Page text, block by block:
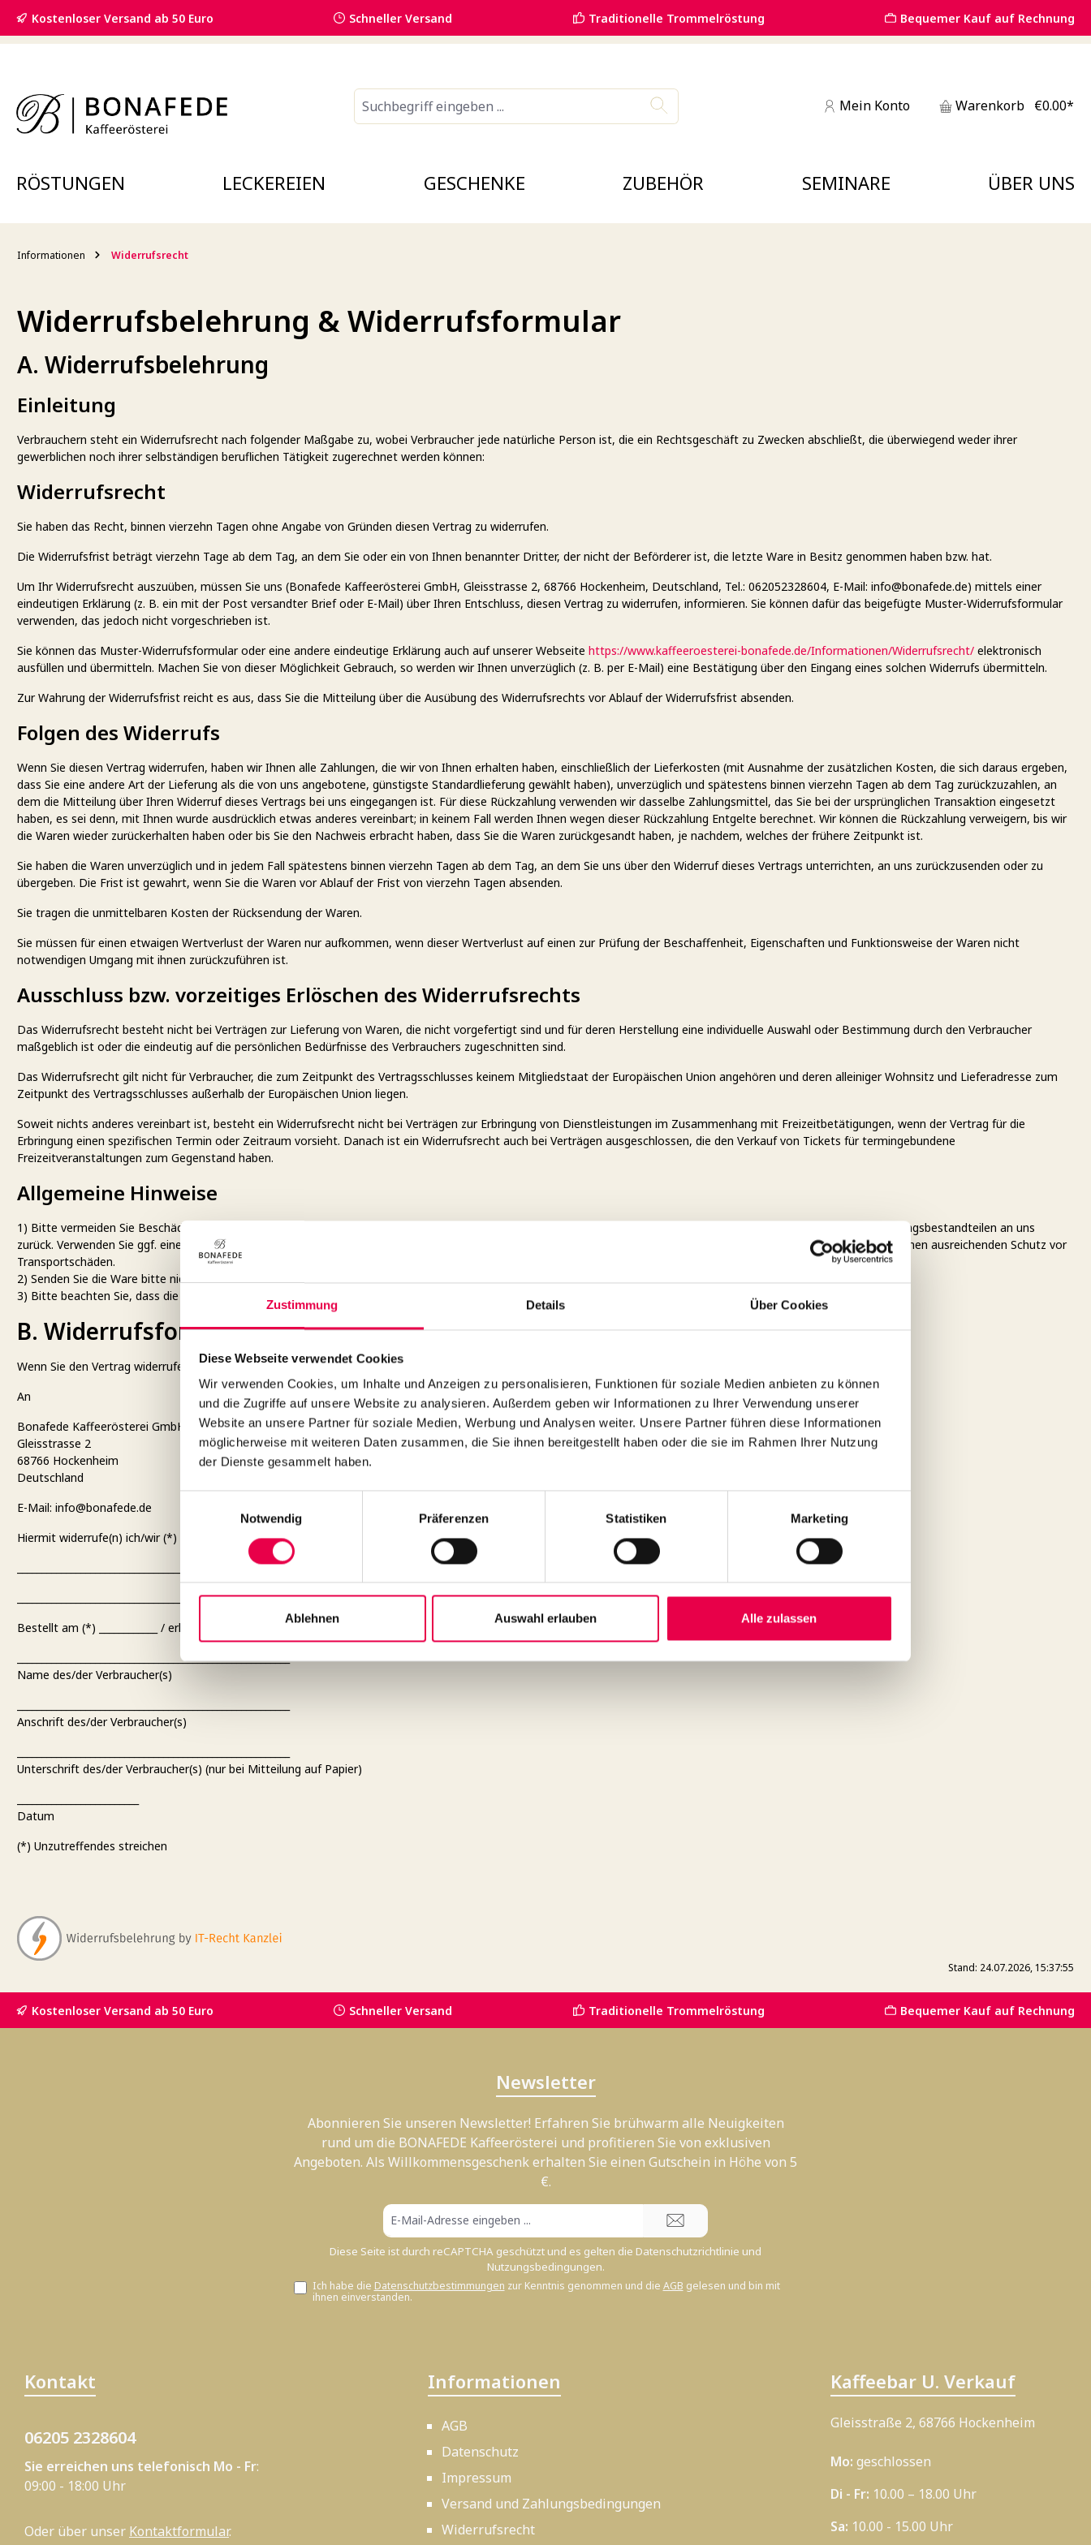
Zustimmung Details Über Cookies
Diese Webseite verwendet Cookies
Wir verwenden Cookies, um Inhalte und Anzeigen zu personalisieren, Funktionen für soziale Medien anbieten zu können
und die Zugriffe auf unsere Website zu analysieren. Außerdem geben wir Informationen zu Ihrer Verwendung unserer
Website an unsere Partner für soziale Medien, Werbung und Analysen weiter. Unsere Partner führen diese Informationen
möglicherweise mit weiteren Daten zusammen, die Sie ihnen bereitgestellt haben oder die sie im Rahmen Ihrer Nutzung
der Dienste gesammelt haben.
Notwendig
Präferenzen Statistiken Marketing
Ablehnen Auswahl erlauben Alle zulassen
Zur Hauptnavigation springen
Kostenloser Versand ab 50 Euro Schneller Versand Traditionelle Trommelröstung Bequemer Kauf auf Rechnung
Mein Konto Warenkorb €0.00*
RÖSTUNGEN LECKEREIEN GESCHENKE ZUBEHÖR SEMINARE ÜBER UNS
Informationen Widerrufsrecht
Widerrufsbelehrung & Widerrufsformular
A. Widerrufsbelehrung
Einleitung
Verbrauchern steht ein Widerrufsrecht nach folgender Maßgabe zu, wobei Verbraucher jede natürliche Person ist, die ein Rechtsgeschäft zu Zwecken abschließt, die überwiegend weder ihrer
gewerblichen noch ihrer selbständigen beruflichen Tätigkeit zugerechnet werden können:
Widerrufsrecht
Sie haben das Recht, binnen vierzehn Tagen ohne Angabe von Gründen diesen Vertrag zu widerrufen.
Die Widerrufsfrist beträgt vierzehn Tage ab dem Tag, an dem Sie oder ein von Ihnen benannter Dritter, der nicht der Beförderer ist, die letzte Ware in Besitz genommen haben bzw. hat.
Um Ihr Widerrufsrecht auszuüben, müssen Sie uns (Bonafede Kaffeerösterei GmbH, Gleisstrasse 2, 68766 Hockenheim, Deutschland, Tel.: 062052328604, E-Mail: info@bonafede.de) mittels einer
eindeutigen Erklärung (z. B. ein mit der Post versandter Brief oder E-Mail) über Ihren Entschluss, diesen Vertrag zu widerrufen, informieren. Sie können dafür das beigefügte Muster-Widerrufsformular
verwenden, das jedoch nicht vorgeschrieben ist.
Sie können das Muster-Widerrufsformular oder eine andere eindeutige Erklärung auch auf unserer Webseite https://www.kaffeeroesterei-bonafede.de/Informationen/Widerrufsrecht/ elektronisch
ausfüllen und übermitteln. Machen Sie von dieser Möglichkeit Gebrauch, so werden wir Ihnen unverzüglich (z. B. per E-Mail) eine Bestätigung über den Eingang eines solchen Widerrufs übermitteln.
Zur Wahrung der Widerrufsfrist reicht es aus, dass Sie die Mitteilung über die Ausübung des Widerrufsrechts vor Ablauf der Widerrufsfrist absenden.
Folgen des Widerrufs
Wenn Sie diesen Vertrag widerrufen, haben wir Ihnen alle Zahlungen, die wir von Ihnen erhalten haben, einschließlich der Lieferkosten (mit Ausnahme der zusätzlichen Kosten, die sich daraus ergeben,
dass Sie eine andere Art der Lieferung als die von uns angebotene, günstigste Standardlieferung gewählt haben), unverzüglich und spätestens binnen vierzehn Tagen ab dem Tag zurückzuzahlen, an
dem die Mitteilung über Ihren Widerruf dieses Vertrags bei uns eingegangen ist. Für diese Rückzahlung verwenden wir dasselbe Zahlungsmittel, das Sie bei der ursprünglichen Transaktion eingesetzt
haben, es sei denn, mit Ihnen wurde ausdrücklich etwas anderes vereinbart; in keinem Fall werden Ihnen wegen dieser Rückzahlung Entgelte berechnet. Wir können die Rückzahlung verweigern, bis wir
die Waren wieder zurückerhalten haben oder bis Sie den Nachweis erbracht haben, dass Sie die Waren zurückgesandt haben, je nachdem, welches der frühere Zeitpunkt ist.
Sie haben die Waren unverzüglich und in jedem Fall spätestens binnen vierzehn Tagen ab dem Tag, an dem Sie uns über den Widerruf dieses Vertrags unterrichten, an uns zurückzusenden oder zu
übergeben. Die Frist ist gewahrt, wenn Sie die Waren vor Ablauf der Frist von vierzehn Tagen absenden.
Sie tragen die unmittelbaren Kosten der Rücksendung der Waren.
Sie müssen für einen etwaigen Wertverlust der Waren nur aufkommen, wenn dieser Wertverlust auf einen zur Prüfung der Beschaffenheit, Eigenschaften und Funktionsweise der Waren nicht
notwendigen Umgang mit ihnen zurückzuführen ist.
Ausschluss bzw. vorzeitiges Erlöschen des Widerrufsrechts
Das Widerrufsrecht besteht nicht bei Verträgen zur Lieferung von Waren, die nicht vorgefertigt sind und für deren Herstellung eine individuelle Auswahl oder Bestimmung durch den Verbraucher
maßgeblich ist oder die eindeutig auf die persönlichen Bedürfnisse des Verbrauchers zugeschnitten sind.
Das Widerrufsrecht gilt nicht für Verbraucher, die zum Zeitpunkt des Vertragsschlusses keinem Mitgliedstaat der Europäischen Union angehören und deren alleiniger Wohnsitz und Lieferadresse zum
Zeitpunkt des Vertragsschlusses außerhalb der Europäischen Union liegen.
Soweit nichts anderes vereinbart ist, besteht ein Widerrufsrecht nicht bei Verträgen zur Erbringung von Dienstleistungen im Zusammenhang mit Freizeitbetätigungen, wenn der Vertrag für die
Erbringung einen spezifischen Termin oder Zeitraum vorsieht. Danach ist ein Widerrufsrecht auch bei Verträgen ausgeschlossen, die den Verkauf von Tickets für termingebundene
Freizeitveranstaltungen zum Gegenstand haben.
Allgemeine Hinweise
1) Bitte vermeiden Sie Beschädigungen und Verunreinigungen der Ware. Senden Sie die Ware bitte in Originalverpackung mit sämtlichem Zubehör und mit allen Verpackungsbestandteilen an uns
zurück. Verwenden Sie ggf. eine schützende Umverpackung. Wenn Sie die Originalverpackung nicht mehr besitzen, sorgen Sie bitte mit einer geeigneten Verpackung für einen ausreichenden Schutz vor
Transportschäden.
2) Senden Sie die Ware bitte nicht unfrei an uns zurück.
3) Bitte beachten Sie, dass die vorgenannten Ziffern 1-2 nicht Voraussetzung für die wirksame Ausübung des Widerrufsrechts sind.
B. Widerrufsformular
Wenn Sie den Vertrag widerrufen wollen, dann füllen Sie bitte dieses Formular aus und senden es zurück.
An
Bonafede Kaffeerösterei GmbH
Gleisstrasse 2
68766 Hockenheim
Deutschland
E-Mail: info@bonafede.de
Hiermit widerrufe(n) ich/wir (*) den von mir/uns (*) abgeschlossenen Vertrag über den Kauf der folgenden Waren (*) / die Erbringung der folgenden Dienstleistung (*)
_______________________________________________________
_______________________________________________________
Bestellt am (*) ____________ / erhalten am (*) __________________
________________________________________________________
Name des/der Verbraucher(s)
Anschrift des/der Verbraucher(s)
Unterschrift des/der Verbraucher(s) (nur bei Mitteilung auf Papier)
Datum
(*) Unzutreffendes streichen
Stand: 24.07.2026, 15:37:55
Kostenloser Versand ab 50 Euro Schneller Versand Traditionelle Trommelröstung Bequemer Kauf auf Rechnung
Newsletter
Abonnieren Sie unseren Newsletter! Erfahren Sie brühwarm alle Neuigkeiten
rund um die BONAFEDE Kaffeerösterei und profitieren Sie von exklusiven
Angeboten. Als Willkommensgeschenk erhalten Sie einen Gutschein in Höhe von 5
€.
Mail-
Adresse*
Diese Seite ist durch reCAPTCHA geschützt und es gelten die Datenschutzrichtlinie und
Nutzungsbedingungen.
Ich habe die Datenschutzbestimmungen zur Kenntnis genommen und die AGB gelesen und bin mit
ihnen einverstanden.
Kontakt
06205 2328604
Sie erreichen uns telefonisch Mo - Fr:
09:00 - 18:00 Uhr
Oder über unser Kontaktformular.
Informationen
AGB
Datenschutz
Impressum
Versand und Zahlungsbedingungen
Widerrufsrecht
Kaffeebar U. Verkauf
Gleisstraße 2, 68766 Hockenheim
Mo: geschlossen
Di - Fr: 10.00 – 18.00 Uhr
Sa: 10.00 - 15.00 Uhr